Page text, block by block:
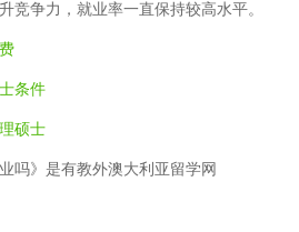
竞争力，就业率一直保持较高水平。
条件
硕士
吗》是有教外澳大利亚留学网